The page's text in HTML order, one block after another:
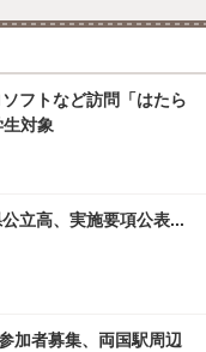
フトなど訪問「はたら
対象
立高、実施要項公表...
加者募集、両国駅周辺